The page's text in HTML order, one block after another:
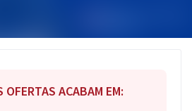
OFERTAS ACABAM EM: